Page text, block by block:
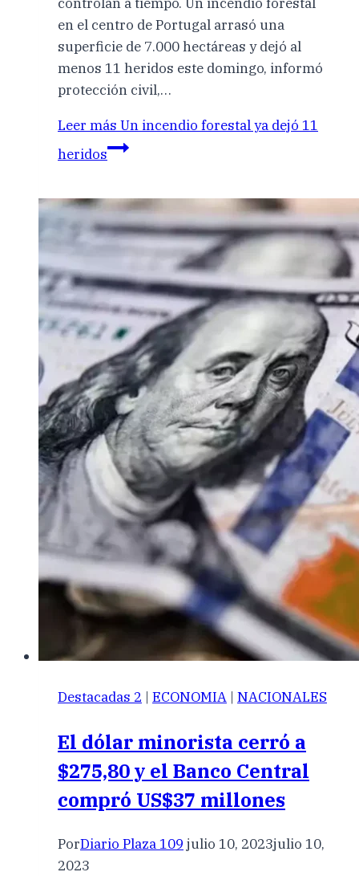
en el centro de Portugal arrasó una
superficie de 7.000 hectáreas y dejó al
menos 11 heridos este domingo, informó
protección civil,…
Leer más Un incendio forestal ya dejó 11
heridos
Destacadas 2 | ECONOMIA | NACIONALES
El dólar minorista cerró a
$275,80 y el Banco Central
compró US$37 millones
PorDiario Plaza 109 julio 10, 2023julio 10,
2023